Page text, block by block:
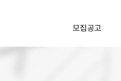
모집공고